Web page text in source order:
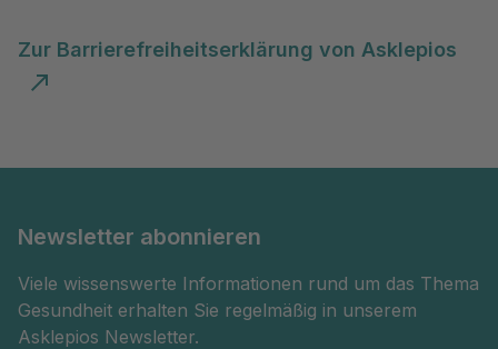
Zur Barrierefreiheitserklärung von Asklepios
Newsletter abonnieren
Viele wissenswerte Informationen rund um das Thema
Gesundheit erhalten Sie regelmäßig in unserem
Asklepios Newsletter.